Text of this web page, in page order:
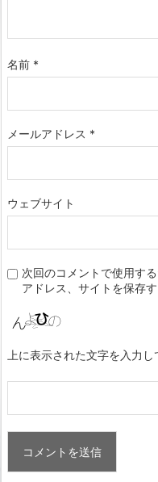
名前 *
メールアドレス *
ウェブサイト
次回のコメントで使用す
アドレス、サイトを保存す
上に表示された文字を入力し